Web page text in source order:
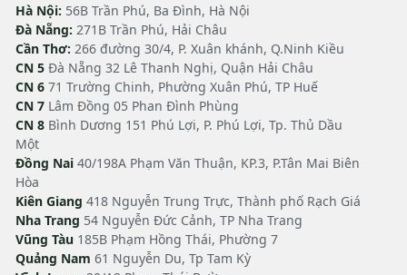
Hà Nội: 56B Trần Phú, Ba Đình, Hà Nội
Đà Nẵng: 271B Trần Phú, Hải Châu
Cần Thơ: 266 đường 30/4, P. Xuân khánh, Q.Ninh Kiều
CN 5 Đà Nẵng 32 Lê Thanh Nghị, Quận Hải Châu
CN 6 71 Trường Chinh, Phường Xuân Phú, TP Huế
CN 7 Lâm Đồng 05 Phan Đình Phùng
CN 8 Bình Dương 151 Phú Lợi, P. Phú Lợi, Tp. Thủ Dầu
Một
Đồng Nai 40/198A Phạm Văn Thuận, KP.3, P.Tân Mai Biên
Hòa
Kiên Giang 418 Nguyễn Trung Trực, Thành phố Rạch Giá
Nha Trang 54 Nguyễn Đức Cảnh, TP Nha Trang
Vũng Tàu 185B Phạm Hồng Thái, Phường 7
Quảng Nam 61 Nguyễn Du, Tp Tam Kỳ